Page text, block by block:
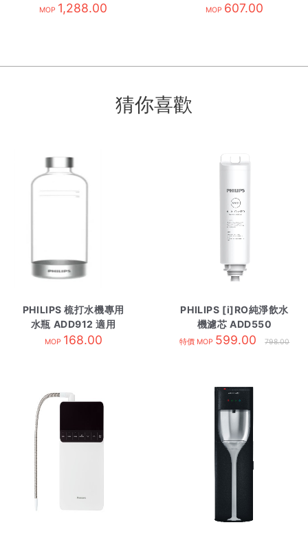
MOP 1,288.00 MOP 607.00
猜你喜歡
PHILIPS 梳打水機專用
水瓶 ADD912 適用
ADD4902
MOP 168.00
PHILIPS [i]RO純淨飲水
機濾芯 ADD550
特價 MOP 599.00 798.00